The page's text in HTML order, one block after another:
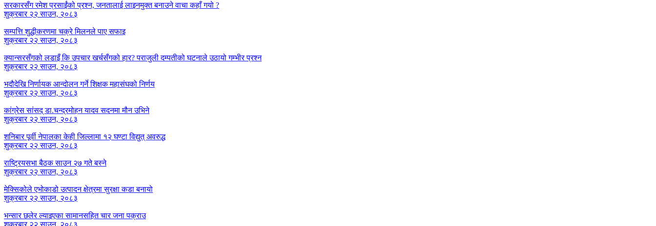
सरकारसँग रमेश प्रसाईंको प्रश्न, जनतालाई लाइनमुक्त बनाउने वाचा कहाँ गयो ?
शुक्रबार २२ साउन, २०८३
सम्पत्ति शुद्धीकरणमा चक्रे मिलनले पाए सफाइ
शुक्रबार २२ साउन, २०८३
क्यान्सरसँगको लडाइँ कि उपचार खर्चसँगको हार? पराजुली दम्पतीको घटनाले उठायो गम्भीर प्रश्न
शुक्रबार २२ साउन, २०८३
भदौदेखि निर्णायक आन्दोलन गर्ने शिक्षक महासंघको निर्णय
शुक्रबार २२ साउन, २०८३
कांग्रेस सांसद् डा‍‍.चन्द्रमोहन यादव सदनमा मौन उभिने
शुक्रबार २२ साउन, २०८३
शनिबार पूर्वी नेपालका केही जिल्लामा १२ घण्टा विद्युत् अवरुद्ध
शुक्रबार २२ साउन, २०८३
राष्ट्रियसभा बैठक साउन २७ गते बस्ने
शुक्रबार २२ साउन, २०८३
मेक्सिकोले एभोकाडो उत्पादन क्षेत्रमा सुरक्षा कडा बनायो
शुक्रबार २२ साउन, २०८३
भन्सार छलेर ल्याइएका सामानसहित चार जना पक्राउ
शुक्रबार २२ साउन, २०८३